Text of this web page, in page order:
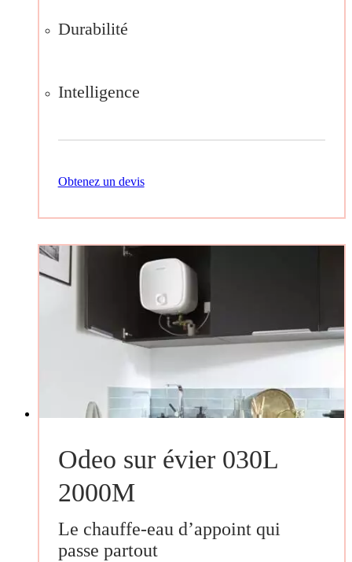
Durabilité
Intelligence
Obtenez un devis
Odeo sur évier 030L
2000M
Le chauffe-eau d’appoint qui
passe partout